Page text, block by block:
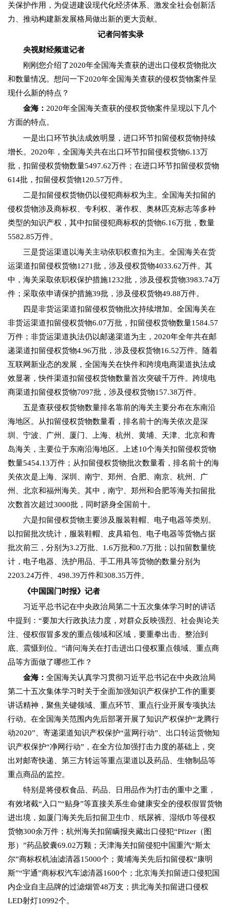
关保护作用，为促进建设现代化经济体系、激发全社会创新活
力、推动构建新发展格局做出新的更大贡献。
记者问答实录
央视财经频道记者
刚刚您介绍了2020年全国海关查获的进出口侵权货物批次
和数量情况。想问一下2020年全国海关查获的侵权货物案件呈
现什么新的特点？
金海： 2020年全国海关查获的侵权货物案件呈现以下几个
方面的特点。
一是出口环节执法成效明显，进口环节扣留侵权货物持续
增长。2020年，全国海关共在出口环节扣留侵权货物6.13万
批，扣留侵权货物数量5497.62万件；在进口环节扣留侵权货物
614批，扣留侵权货物120.57万件。
二是扣留侵权货物仍以侵犯商标权为主。全国海关扣留的
侵权货物涉及商标权、专利权、著作权、奥林匹克标志等多种
类型的知识产权，其中扣留侵犯商标权的货物6.16万批，数量
5582.85万件。
三是货运渠道以海关主动依职权查扣为主。全国海关在货
运渠道扣留侵权货物1271批，涉及侵权货物4033.62万件。其
中，海关采取依职权保护措施1232批，涉及侵权货物3983.74万
件；采取依申请保护措施39批，涉及侵权货物49.88万件。
四是非货运渠道扣留侵权货物批次持续增加。全国海关在
非货运渠道扣留侵权货物6.07万批，扣留侵权货物数量1584.57
万件；非货运渠道执法仍以邮递渠道为主，2020年全年共在邮
递渠道扣留侵权货物4.96万批，涉及侵权货物16.52万件。随着
互联网新业态的发展，全国海关在快件和跨境电商渠道执法成
效显著，快件渠道扣留侵权货物数量首次突破千万件。跨境电
商渠道扣留侵权货物7097批，涉及侵权货物157.38万件。
五是查获侵权货物数量排名靠前的海关主要分布在东南沿
海地区。从扣留侵权货物数量看，排名前十的海关依次是深
圳、宁波、广州、厦门、上海、杭州、黄埔、天津、北京和青
岛海关，主要位于东南沿海地区。上述10个海关扣留侵权货物
数量5454.13万件；从扣留侵权货物批次数量看，排名前十的海
关依次是上海、深圳、南宁、郑州、合肥、南京、杭州、广
州、北京和福州海关。其中，南宁、郑州和合肥等海关扣留批
次数首次超过3000批，同时跻身全国前十。
六是扣留侵权货物主要涉及服装鞋帽、电子电器等类别。
以扣留批次统计，服装鞋帽、皮具箱包、电子电器等货物占据
批次前三，分别为3.2万批、1.6万批和0.7万批；以扣留数量统
计，电子电器、洗护用品、手工用具等货物的数量分别为
2203.24万件、498.39万件和308.35万件。
《中国国门时报》记者
习近平总书记在中央政治局第二十五次集体学习时的讲话
中提到：“要加大行政执法力度，对群众反映强烈、社会舆论关
注、侵权假冒多发的重点领域和区域，要重拳出击、整治到
底、震慑到位。”请问海关在打击进出口侵权重点领域、重点商
品等方面做了哪些工作？
金海： 全国海关认真学习贯彻习近平总书记在中央政治局
第二十五次集体学习时关于全面加强知识产权保护工作的重要
讲话精神，聚焦关键领域、重点环节、重点行业开展专项执法
行动。在全国海关范围内先后部署开展了知识产权保护“龙腾行
动2020”、寄递渠道知识产权保护“蓝网行动”、出口转运货物知
识产权保护“净网行动”，在全方位加强打击力度的基础上，突
出对邮寄快递、第三方转运等重点渠道以及药品、生物制品等
重点商品的监控。
特别是将侵权食品、药品、日用品作为打击的重中之重，
有效堵截“入口”“贴身”等直接关系生命健康安全的侵权假冒货物
进出境，如厦门海关先后扣留卫生巾、纸尿裤、湿纸巾等侵权
货物300余万件；杭州海关扣留瞒报夹藏出口侵犯“Pfizer（图
形）”药品胶囊69.02万颗；天津海关扣留侵犯中国重汽“斯太
尔”商标权机油滤清器15000个；黄埔海关先后扣留侵权“康明
斯”“宇通”商标权汽车滤清器1600个；北京海关扣留进口侵犯国
内企业自主品牌的过滤烟管48万支；拱北海关扣留进口侵权
LED射灯10992个。